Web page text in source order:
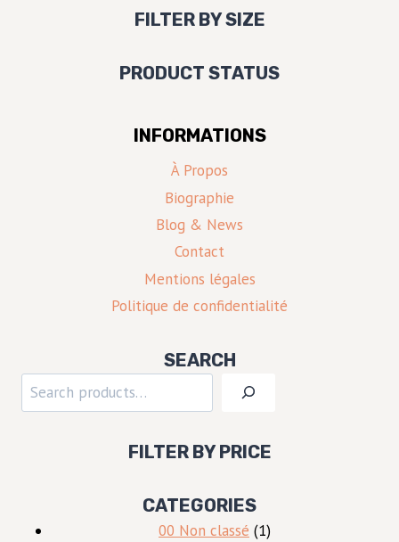
FILTER BY SIZE
PRODUCT STATUS
INFORMATIONS
À Propos
Biographie
Blog & News
Contact
Mentions légales
Politique de confidentialité
SEARCH
Rechercher
FILTER BY PRICE
CATEGORIES
00 Non classé 11